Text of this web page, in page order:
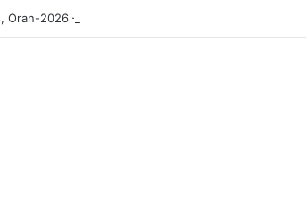
2026 — Le CRB s’adjuge le titre